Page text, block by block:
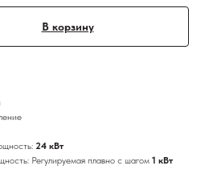
В корзину
24 кВт
Регулируемая плавно с шагом 1 кВт